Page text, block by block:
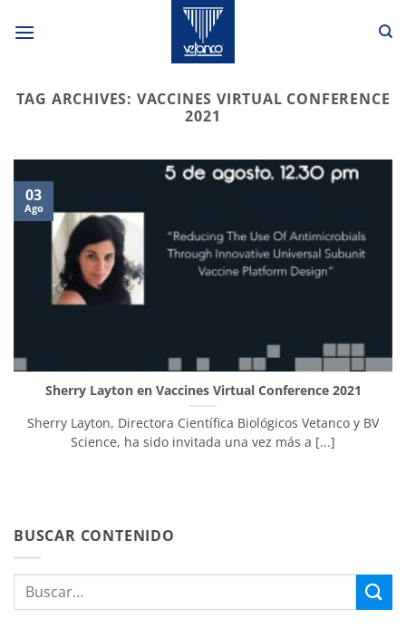
TAG ARCHIVES: VACCINES VIRTUAL CONFERENCE
2021
Sherry Layton en Vaccines Virtual Conference 2021
Sherry Layton, Directora Científica Biológicos Vetanco y BV
Science, ha sido invitada una vez más a [...]
03
Ago
BUSCAR CONTENIDO